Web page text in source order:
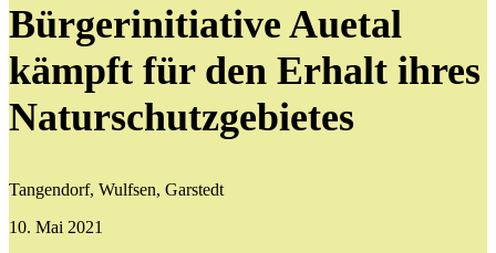
Bürgerinitiative Auetal
kämpft für den Erhalt ihres
Naturschutzgebietes
Tangendorf, Wulfsen, Garstedt
10. Mai 2021